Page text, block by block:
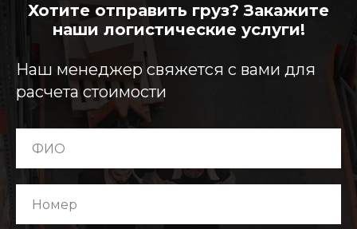
Хотите отправить груз? Закажите
наши логистические услуги!
Наш менеджер свяжется с вами для
расчета стоимости